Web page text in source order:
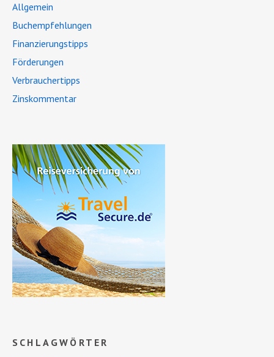
Allgemein
Buchempfehlungen
Finanzierungstipps
Förderungen
Verbrauchertipps
Zinskommentar
SCHLAGWÖRTER